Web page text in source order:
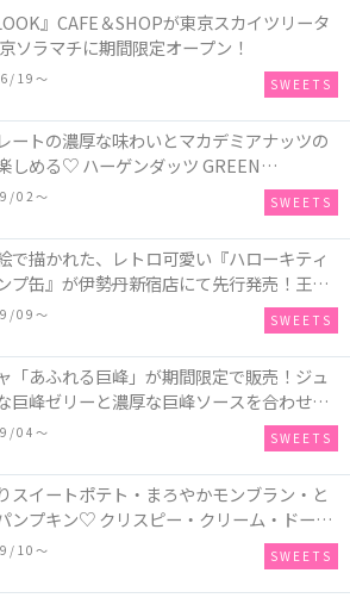
』CAFE＆SHOPが東京スカイツリータ
ソラマチに期間限定オープン！
19〜 SWEETS
ートの濃厚な味わいとマカデミアナッツの
しめる♡ ハーゲンダッツ GREEN
グリーンクラフト) ミニカップ『チョコレー
02〜 SWEETS
で描かれた、レトロ可愛い『ハローキティ
プ缶』が伊勢丹新宿店にて先行発売！王冠
フィギュア、キティトランプのステッカー
09〜 SWEETS
「あふれる巨峰」が期間限定で販売！ジュ
巨峰ゼリーと濃厚な巨峰ソースを合わせた
ィー、ティーエード、ジェラッティー、ス
04〜 SWEETS
スイートポテト・まろやかモンブラン・と
ンプキン♡ クリスピー・クリーム・ドーナ
”“栗“”かぼちゃ“を使用し、秋らしい人気
10〜 SWEETS